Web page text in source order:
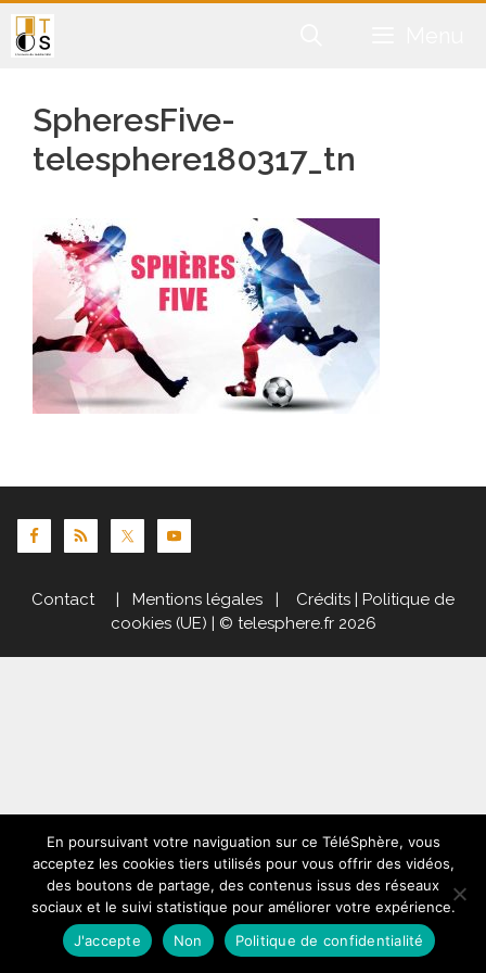
Aller
au
SpheresFive-
telesphere180317_tn
Contact| Mentions légales | Crédits | Politique de
cookies (UE) | © telesphere.fr 2026
En poursuivant votre naviguation sur ce TéléSphère, vous
acceptez les cookies tiers utilisés pour vous offrir des vidéos,
des boutons de partage, des contenus issus des réseaux
sociaux et le suivi statistique pour améliorer votre expérience.
J'accepte
Non Politique de confidentialité